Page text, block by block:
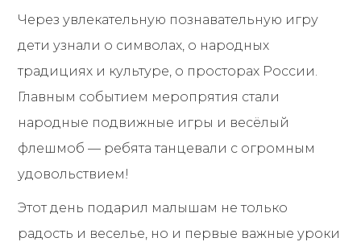
Через увлекательную познавательную игру
дети узнали о символах, о народных
традициях и культуре, о просторах России.
Главным событием меропрятия стали
народные подвижные игры и весёлый
флешмоб — ребята танцевали с огромным
удовольствием!​​​​​​​
Этот день подарил малышам не только
радость и веселье, но и первые важные уроки